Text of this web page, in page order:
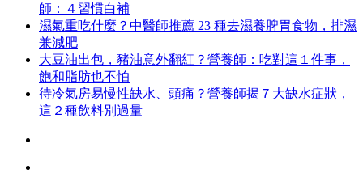
師：４習慣白補
濕氣重吃什麼？中醫師推薦 23 種去濕養脾胃食物，排濕
兼減肥
大豆油出包，豬油意外翻紅？營養師：吃對這１件事，
飽和脂肪也不怕
待冷氣房易慢性缺水、頭痛？營養師揭７大缺水症狀，
這２種飲料別過量